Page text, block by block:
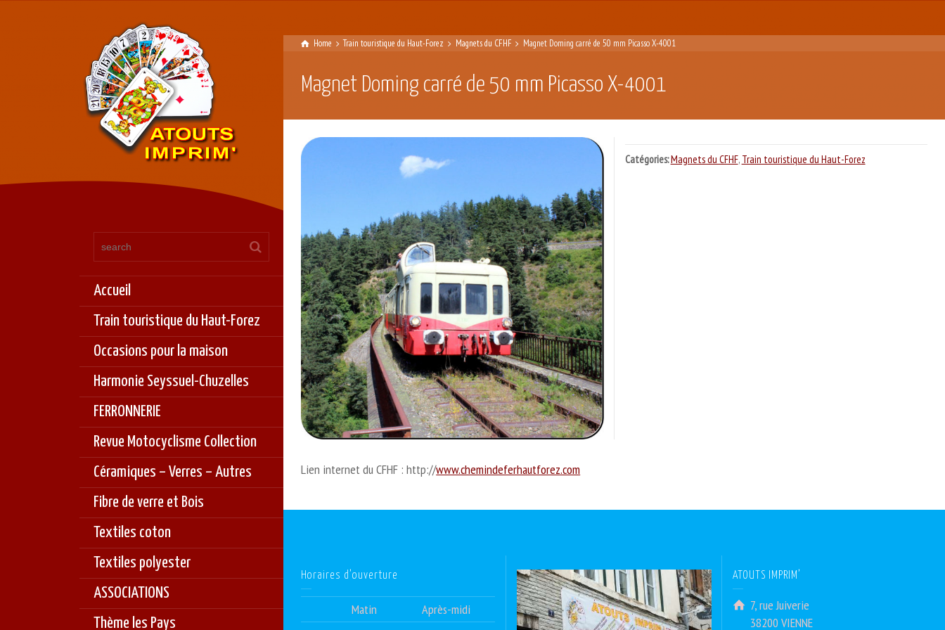
Accueil
Train touristique du Haut-Forez
Occasions pour la maison
Harmonie Seyssuel-Chuzelles
FERRONNERIE
Revue Motocyclisme Collection
Céramiques – Verres – Autres
Fibre de verre et Bois
Textiles coton
Textiles polyester
ASSOCIATIONS
Thème les Pays
Home Train touristique du Haut-Forez Magnets du CFHF Magnet Doming carré de 50 mm Picasso X-4001
Magnet Doming carré de 50 mm Picasso X-4001
Catégories:Magnets du CFHF, Train touristique du Haut-Forez
Lien internet du CFHF : http://www.chemindeferhautforez.com
Horaires d’ouverture
Matin
Après-midi
ATOUTS IMPRIM’
7, rue Juiverie
38200 VIENNE